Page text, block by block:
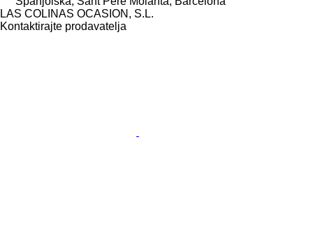
LAS COLINAS OCASION, S.L.
Kontaktirajte prodavatelja